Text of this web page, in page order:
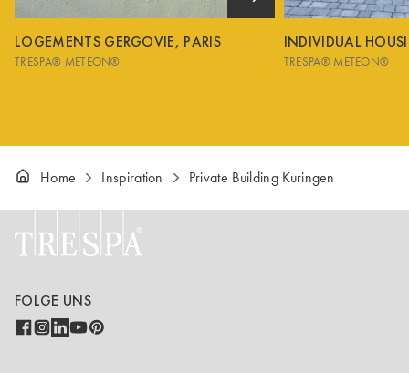
LOGEMENTS GERGOVIE, PARIS
TRESPA® METEON®
INDIVIDUAL
TRESPA® METEON®
Home Inspiration Private Building Kuringen
FOLGE UNS